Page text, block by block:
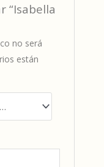
“Isabella
no será
están